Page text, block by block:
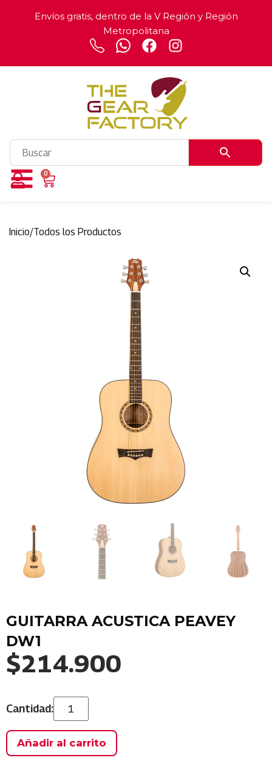
Envíos gratis, dentro de la V Región y Región
Metropolitana
0
Inicio/Todos los Productos
GUITARRA ACUSTICA PEAVEY
DW1
$214.900
Añadir al carrito